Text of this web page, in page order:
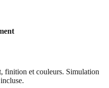
finition et couleurs. Simulation